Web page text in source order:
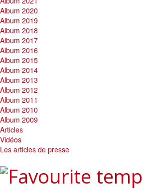
Album 2020
Album 2019
Album 2018
Album 2017
Album 2016
Album 2015
Album 2014
Album 2013
Album 2012
Album 2011
Album 2010
Album 2009
Articles
Vidéos
Les articles de presse